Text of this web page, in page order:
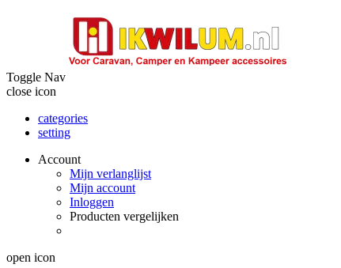
Toggle Nav
close icon
categories
setting
Account
Mijn verlanglijst
Mijn account
Inloggen
Producten vergelijken
open icon